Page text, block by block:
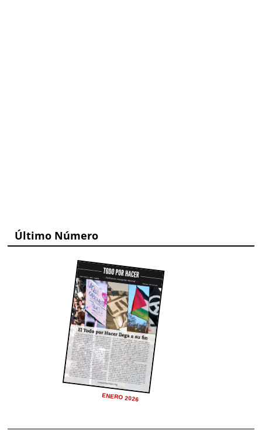
Último Número
ENERO 2026